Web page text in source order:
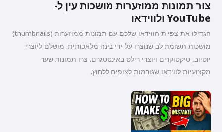
צור תמונות ממוזערות מושכות עין ל-
YouTube ולווידאו
הגדילו את צפיות הווידאו שלכם עם תמונות ממוזערות (thumbnails)
מושכות תשומת לב שנוצרו על ידי בינה מלאכותית. מושלם ליוצרי
יוטיוב, טיקטוקרים ויוצרי רילס באינסטגרם. צרו תמונות שער
מקצועיות לווידאו שגורמות לצופים ללחוץ.